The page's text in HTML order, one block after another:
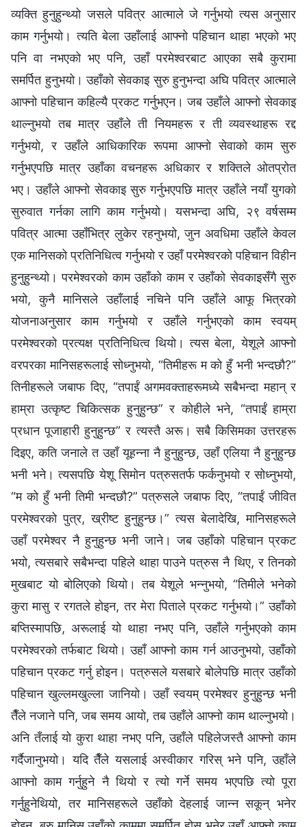
व्यक्ति हुनुहुन्थ्यो जसले पवित्र आत्माले जे गर्नुभयो त्यस अनुसार
काम गर्नुभयो। त्यति बेला उहाँलाई आफ्नो पहिचान थाहा भएको भए
पनि वा नभएको भए पनि, उहाँ परमेश्‍वरबाट आएका सबै कुरामा
समर्पित हुनुभयो। उहाँको सेवकाइ सुरु हुनुभन्दा अघि पवित्र आत्माले
आफ्नो पहिचान कहिल्यै प्रकट गर्नुभएन। जब उहाँले आफ्नो सेवकाइ
थाल्‍नुभयो तब मात्र उहाँले ती नियमहरू र ती व्यवस्थाहरू रद्द
गर्नुभयो, र उहाँले आधिकारिक रूपमा आफ्नो सेवाको काम सुरु
गर्नुभएपछि मात्र उहाँका वचनहरू अधिकार र शक्तिले ओतप्रोत
भए। उहाँले आफ्नो सेवकाइ सुरु गर्नुभएपछि मात्र उहाँले नयाँ युगको
सुरुवात गर्नका लागि काम गर्नुभयो। यसभन्दा अघि, २९ वर्षसम्म
पवित्र आत्मा उहाँभित्र लुकेर रहनुभयो, जुन अवधिमा उहाँले केवल
एक मानिसको प्रतिनिधित्व गर्नुभयो र उहाँ परमेश्‍वरको पहिचान विहीन
हुनुहुन्थ्यो। परमेश्‍वरको काम उहाँको काम र उहाँको सेवकाइसँगै सुरु
भयो, कुनै मानिसले उहाँलाई नचिने पनि उहाँले आफू भित्रको
योजनाअनुसार काम गर्नुभयो र उहाँले गर्नुभएको काम स्वयम्
परमेश्‍वरको प्रत्यक्ष प्रतिनिधित्व थियो। त्यस बेला, येशूले आफ्नो
वरपरका मानिसहरूलाई सोध्नुभयो, “तिमीहरू म को हुँ भनी भन्दछौ?”
तिनीहरूले जबाफ दिए, “तपाईं अगमवक्ताहरूमध्ये सबैभन्दा महान् र
हाम्रा उत्कृष्ट चिकित्सक हुनुहुन्छ” र कोहीले भने, “तपाईं हाम्रा
प्रधान पूजाहारी हुनुहुन्छ” र त्यस्तै अरू। सबै किसिमका उत्तरहरू
दिइए, कति जनाले त उहाँ यूहन्ना नै हुनुहुन्छ, उहाँ एलिया नै हुनुहुन्छ
भनी भने। त्यसपछि येशू सिमोन पत्रुसतर्फ फर्कनुभयो र सोध्नुभयो,
“म को हुँ भनी तिमी भन्दछौ?” पत्रुसले जबाफ दिए, “तपाईं जीवित
परमेश्‍वरको पुत्र, ख्रीष्ट हुनुहुन्छ।” त्यस बेलादेखि, मानिसहरूले
उहाँ परमेश्‍वर नै हुनुहुन्छ भनी जाने। जब उहाँको पहिचान प्रकट
भयो, त्यसबारे सबैभन्दा पहिले थाहा पाउने पत्रुस नै थिए, र तिनको
मुखबाट यो बोलिएको थियो। तब येशूले भन्नुभयो, “तिमीले भनेको
कुरा मासु र रगतले होइन, तर मेरा पिताले प्रकट गर्नुभयो।” उहाँको
बप्तिस्मापछि, अरूलाई यो थाहा नभए पनि, उहाँले गर्नुभएको काम
परमेश्‍वरको तर्फबाट थियो। उहाँ आफ्नो काम गर्न आउनुभयो, उहाँको
पहिचान प्रकट गर्नु होइन। पत्रुसले यसबारे बोलेपछि मात्र उहाँको
पहिचान खुल्लमखुल्ला जानियो। उहाँ स्वयम् परमेश्‍वर हुनुहुन्छ भनी
तैँले नजाने पनि, जब समय आयो, तब उहाँले आफ्नो काम थाल्नुभयो।
अनि तँलाई यो कुरा थाहा नभए पनि, उहाँले पहिलेजस्तै आफ्नो काम
गर्दैजानुभयो। यदि तैँले यसलाई अस्वीकार गरिस् भने पनि, उहाँले
आफ्नो काम गर्नुहुने नै थियो र त्यो गर्ने समय भएपछि त्यो पूरा
गर्नुहुनेथियो, तर मानिसहरूले उहाँको देहलाई जान्न सकून् भनेर